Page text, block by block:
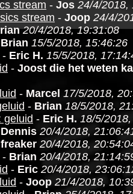
stream - Jos 24/4/2018,
stream - Joop 24/4/
20/4/2018, 19:31:08
Brian 15/5/2018, 15:46:26
- Eric H. 15/5/2018,
- Joost die het weten
- Marcel 17/5/2018,
- Brian 18/5/2018,
geluid - Eric H. 18/5/
Dennis 20/4/2018,
freaker 20/4/2018,
- Brian 20/4/2018,
- Eric 20/4/2018,
- Joop 21/4/2018,